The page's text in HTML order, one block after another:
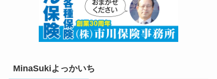
MinaSukiよっかいち